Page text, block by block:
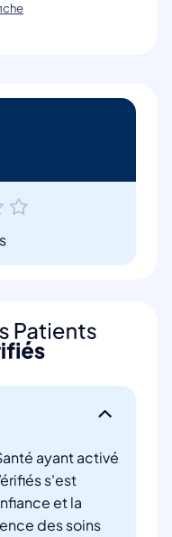
ayant activé
s'est
et la
des soins